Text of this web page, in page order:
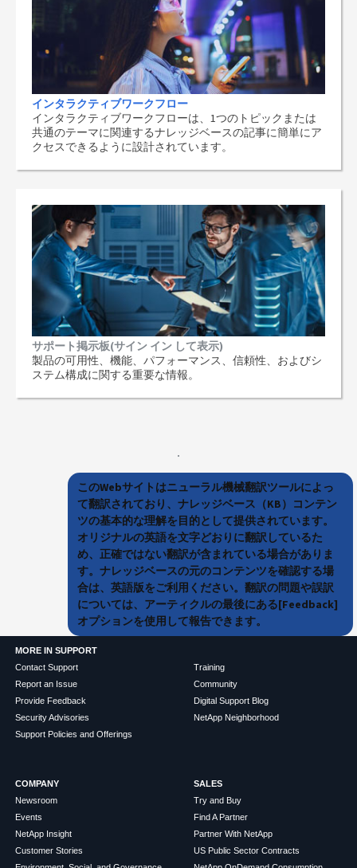
インタラクティブワークフロー
インタラクティブワークフローは、1つのトピックまたは
共通のテーマに関連するナレッジベースの記事に簡単にア
クセスできるように設計されています。
サポート掲示板(サイン イン して表示)
製品の可用性、機能、パフォーマンス、信頼性、およびシ
ステム構成に関する重要な情報。
このWebサイトはニューラル機械翻訳ツールによっ
て翻訳されており、ナレッジベース（KB）コンテン
ツの基本的な理解を目的として提供されています。
オリジナルの英語を文字どおりに翻訳しているた
め、正確ではない翻訳が含まれている場合がありま
す。ナレッジベースの元のコンテンツを確認する場
合は、英語版をご利用ください。翻訳の問題や誤訳
については、アーティクルの最後にある[Feedback]
オプションを使用して報告できます。
MORE IN SUPPORT
Contact Support
Report an Issue
Provide Feedback
Security Advisories
Support Policies and Offerings
Training
Community
Digital Support Blog
NetApp Neighborhood
COMPANY
Newsroom
Events
NetApp Insight
Customer Stories
SALES
Try and Buy
Find A Partner
Partner With NetApp
US Public Sector Contracts